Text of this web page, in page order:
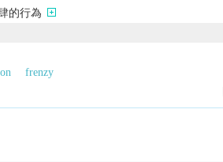
的行為
frenzy